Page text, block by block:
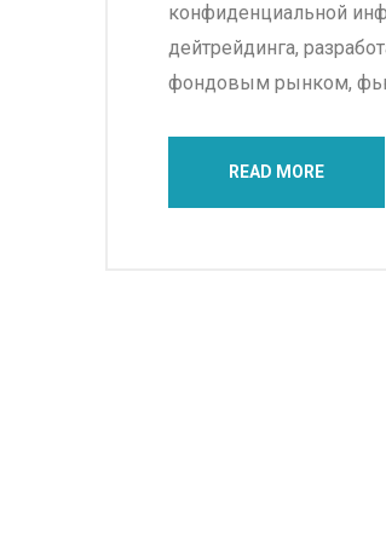
конфиденциальной
дейтрейдинга,
фондовым рынком,
READ MORE